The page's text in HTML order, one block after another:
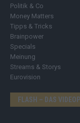
Politik & Co
Money Matters
Tipps & Tricks
Brainpower
Specials
Meinung
Streams & Storys
Eurovision
FLASH – DAS